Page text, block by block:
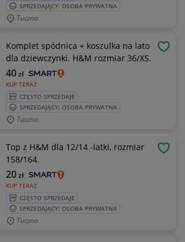
SPRZEDAJĄCY: OSOBA PRYWATNA
Tuczno
Komplet spódnica + koszulka na lato
dla dziewczynki. H&M rozmiar 36/XS.
KUP TERAZ
40zł
CZĘSTO SPRZEDAJE
SPRZEDAJĄCY: OSOBA PRYWATNA
Tuczno
Top z H&M dla 12/14 -latki, rozmiar
158/164.
KUP TERAZ
20zł
CZĘSTO SPRZEDAJE
SPRZEDAJĄCY: OSOBA PRYWATNA
Tuczno